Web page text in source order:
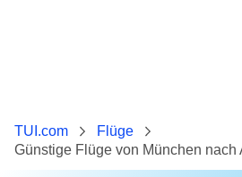
TUI.com
Flüge
Günstige Flüge von München nach